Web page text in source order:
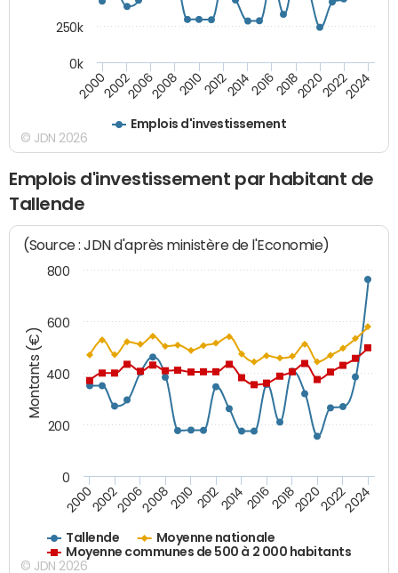
Emplois d'investissement
200020022006200820102012201420162018202020222024
0k
250k
© JDN 2026
Emplois d'investissement par habitant de
Tallende
Montants (€)
(Source : JDN d'après ministère de l'Economie)
Tallende
Moyenne nationale
Moyenne communes de 500 à 2 000 habitants
20002002200620082010 2012201420162018202020222024
0
200
400
600
800
© JDN 2026